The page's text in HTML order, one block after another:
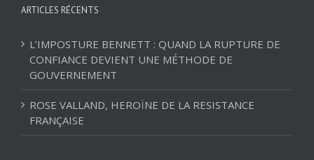
ARTICLES RÉCENTS
L’IMPOSTURE BENNETT : QUAND LA RUPTURE DE
CONFIANCE DEVIENT UNE MÉTHODE DE
GOUVERNEMENT
ROSE VALLAND, HEROÏNE DE LA RESISTANCE
FRANÇAISE